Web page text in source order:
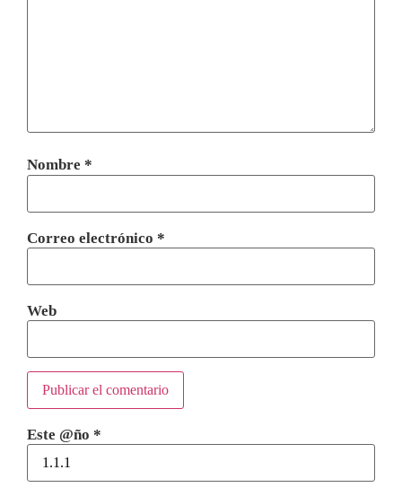
Nombre *
Correo electrónico *
Web
Este @ño *